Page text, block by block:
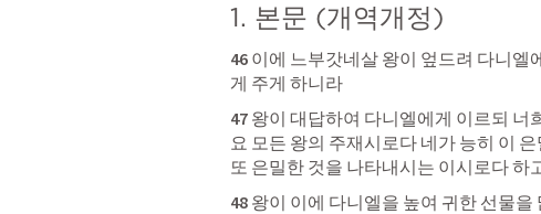
1. 본문 (개역개정)
46 이에 느부갓네살 왕이 엎드려 다니엘
게 주게 하니라
47 왕이 대답하여 다니엘에게 이르되 너
요 모든 왕의 주재시로다 네가 능히 이
또 은밀한 것을 나타내시는 이시로다 하
48 왕이 이에 다니엘을 높여 귀한 선물